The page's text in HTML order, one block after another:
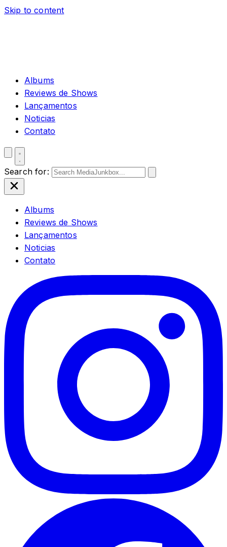
Skip to content
Albums
Reviews de Shows
Lançamentos
Noticias
Contato
Search for:
Albums
Reviews de Shows
Lançamentos
Noticias
Contato